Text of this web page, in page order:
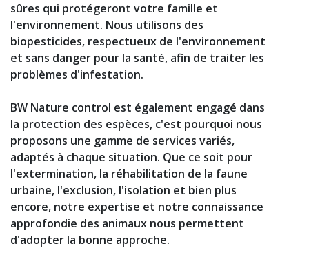
sûres qui protégeront votre famille et
l'environnement. Nous utilisons des
biopesticides, respectueux de l'environnement
et sans danger pour la santé, afin de traiter les
problèmes d'infestation.
BW Nature control est également engagé dans
la protection des espèces, c'est pourquoi nous
proposons une gamme de services variés,
adaptés à chaque situation. Que ce soit pour
l'extermination, la réhabilitation de la faune
urbaine, l'exclusion, l'isolation et bien plus
encore, notre expertise et notre connaissance
approfondie des animaux nous permettent
d'adopter la bonne approche.